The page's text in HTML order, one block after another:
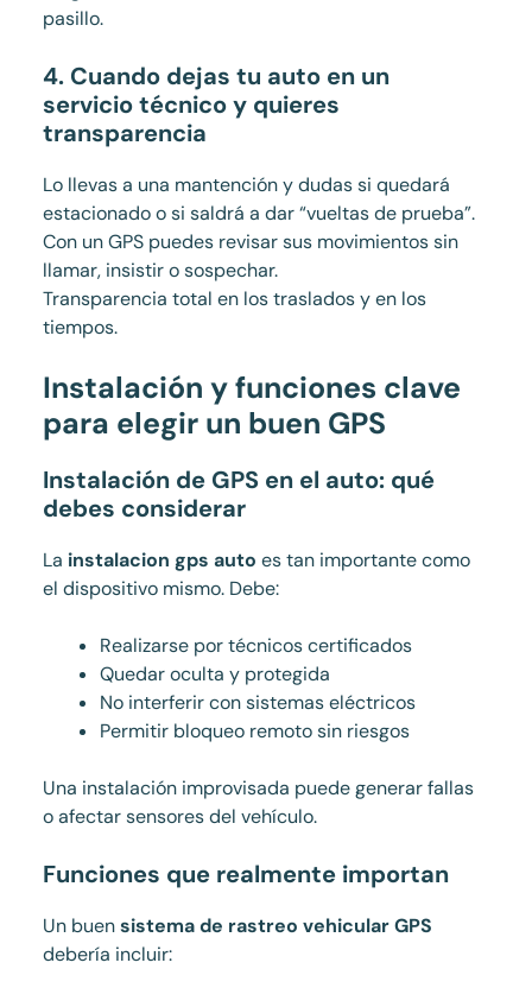
pasillo.
4. Cuando dejas tu auto en un
servicio técnico y quieres
transparencia
Lo llevas a una mantención y dudas si quedará
estacionado o si saldrá a dar “vueltas de prueba”.
Con un GPS puedes revisar sus movimientos sin
llamar, insistir o sospechar.
Transparencia total en los traslados y en los
tiempos.
Instalación y funciones clave
para elegir un buen GPS
Instalación de GPS en el auto: qué
debes considerar
La instalacion gps auto es tan importante como
el dispositivo mismo. Debe:
Realizarse por técnicos certificados
Quedar oculta y protegida
No interferir con sistemas eléctricos
Permitir bloqueo remoto sin riesgos
Una instalación improvisada puede generar fallas
o afectar sensores del vehículo.
Funciones que realmente importan
Un buensistema de rastreo vehicular GPS
debería incluir: